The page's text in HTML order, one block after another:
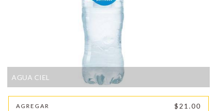
AGUA CIEL
AGREGAR $21.00